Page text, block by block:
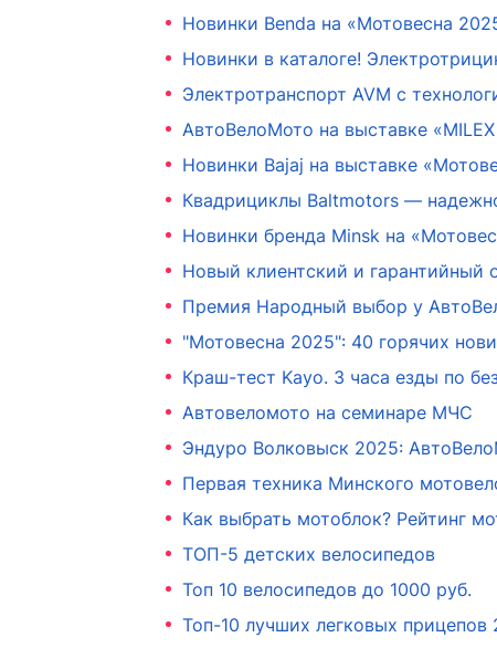
Новинки Benda на «Мотовесна
Новинки в каталоге!
Электротранспорт AVM с
АвтоВелоМото на выставке
Новинки Bajaj на выставке
Квадрициклы Baltmotors —
Новинки бренда Minsk на
Новый клиентский и гарантийный
Премия Народный выбор у
"Мотовесна 2025": 40 горячих
Краш-тест Kayo. 3 часа езды по
Автовеломото на семинаре МЧС
Эндуро Волковыск 2025:
Первая техника Минского
Как выбрать мотоблок? Рейтинг
ТОП-5 детских велосипедов
Топ 10 велосипедов до 1000 руб.
Топ-10 лучших легковых прицепов